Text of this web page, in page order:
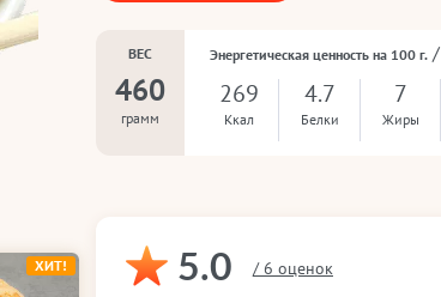
ВЕС
460
грамм
Энергетическая ценность на 100 г./
269
Ккал
4.7
Белки
7
Жиры
5.0 / 6 оценок
ХИТ!